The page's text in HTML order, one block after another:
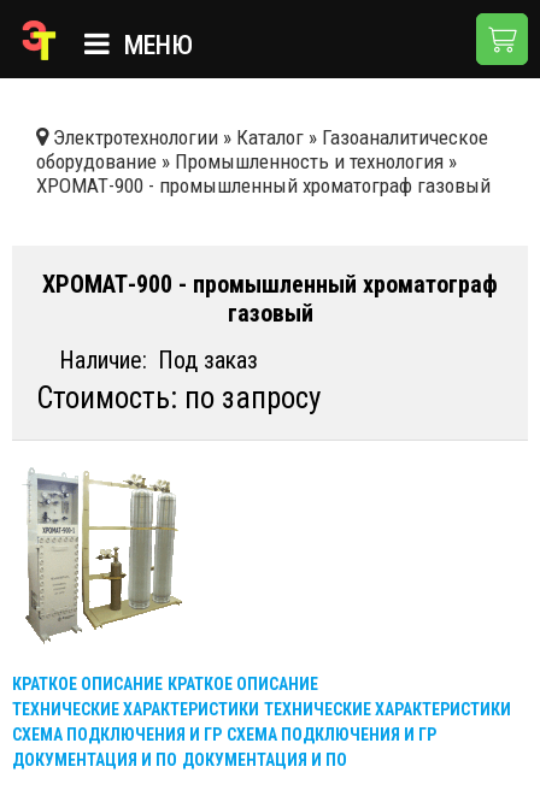
МЕНЮ
КАТАЛОГ
ДОСТАВКА И ОПЛАТА
Электротехнологии » Каталог » Газоаналитическое
оборудование » Промышленность и технология »
ХРОМАТ-900 - промышленный хроматограф газовый
ХРОМАТ-900 - промышленный хроматограф
газовый
Наличие: Под заказ
Стоимость: по запросу
КРАТКОЕ ОПИСАНИЕ КРАТКОЕ ОПИСАНИЕ
ТЕХНИЧЕСКИЕ ХАРАКТЕРИСТИКИ ТЕХНИЧЕСКИЕ ХАРАКТЕРИСТИКИ
СХЕМА ПОДКЛЮЧЕНИЯ И ГР СХЕМА ПОДКЛЮЧЕНИЯ И ГР
ДОКУМЕНТАЦИЯ И ПО ДОКУМЕНТАЦИЯ И ПО